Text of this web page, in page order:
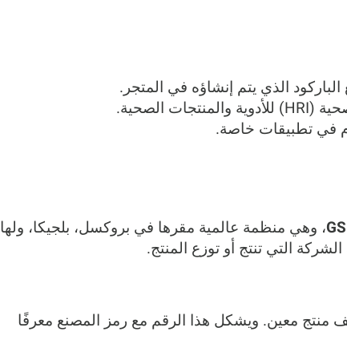
، وهي منظمة عالمية مقرها في بروكسل، بلجيكا، ولها
منتج معين. ويشكل هذا الرقم مع رمز المصنع معرفًا